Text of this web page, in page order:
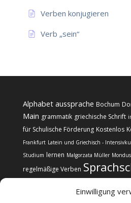
Einwilligung
Verben konjugieren
Verb „sein“
Alphabet aussprache Bochum
Main grammatik griechische Schrift
für Schulische Förderung Kostenlos
Frankfurt Latein und Griechisch -
Studium lernen Malgorzata Müller
regelmäßige Verben